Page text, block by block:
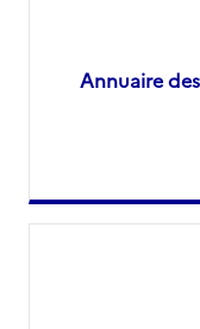
Site internet
Rapport HAS
Annuaire